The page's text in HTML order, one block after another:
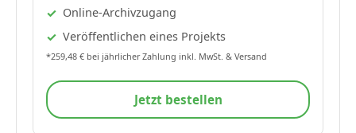
Online-Archivzugang
Veröffentlichen eines Projekts
*259,48 € bei jährlicher Zahlung inkl. MwSt. & Versand
Jetzt bestellen